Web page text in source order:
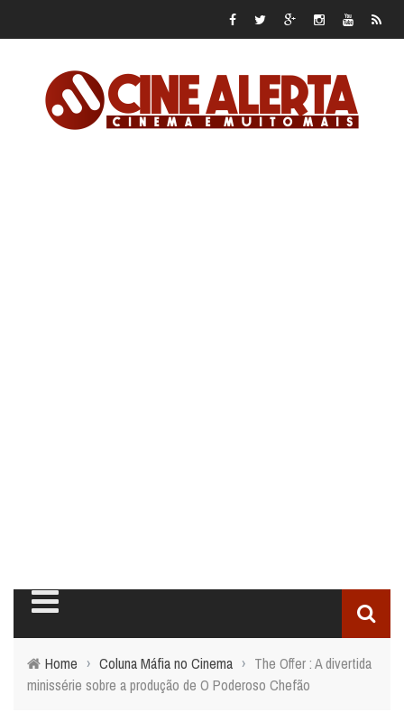
Home › Coluna Máfia no Cinema › The Offer : A divertida
minissérie sobre a produção de O Poderoso Chefão